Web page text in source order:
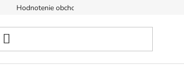
Hodnotenie obchodu